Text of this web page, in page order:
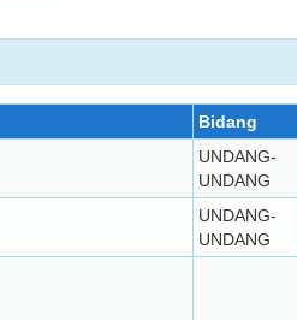
Bidang
UNDANG-
UNDANG
UNDANG-
UNDANG